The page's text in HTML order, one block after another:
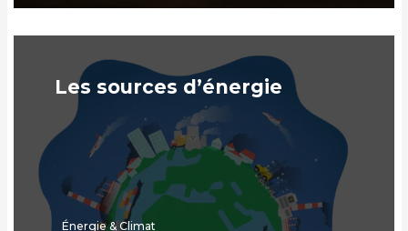
Les sources d’énergie
Énergie & Climat